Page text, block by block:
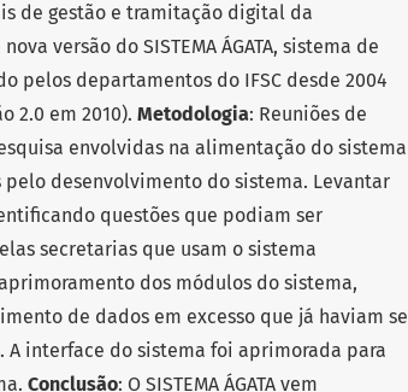
de gestão e tramitação digital da
versão do SISTEMA ÁGATA, sistema de
pelos departamentos do IFSC desde 2004
2.0 em 2010). Metodologia: Reuniões de
envolvidas na alimentação do sistema
pelo desenvolvimento do sistema. Levantar
questões que podiam ser
secretarias que usam o sistema
dos módulos do sistema,
de dados em excesso que já haviam se
interface do sistema foi aprimorada para
Conclusão: O SISTEMA ÁGATA vem